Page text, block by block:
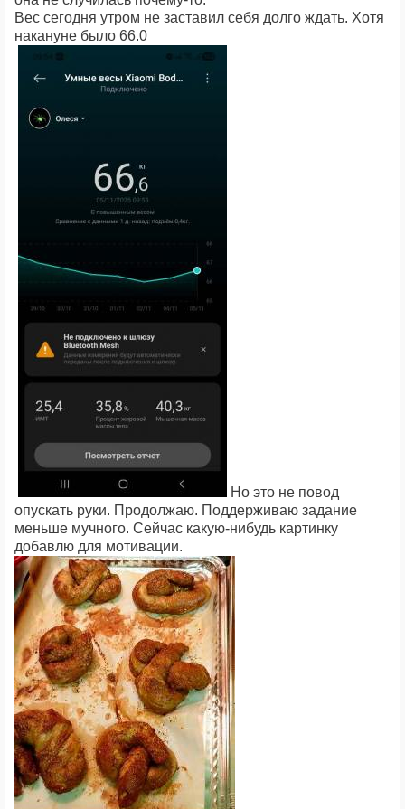
Вес сегодня утром не заставил себя долго ждать. Хотя
накануне было 66.0
Но это не повод
опускать руки. Продолжаю. Поддерживаю задание
меньше мучного. Сейчас какую-нибудь картинку
добавлю для мотивации.